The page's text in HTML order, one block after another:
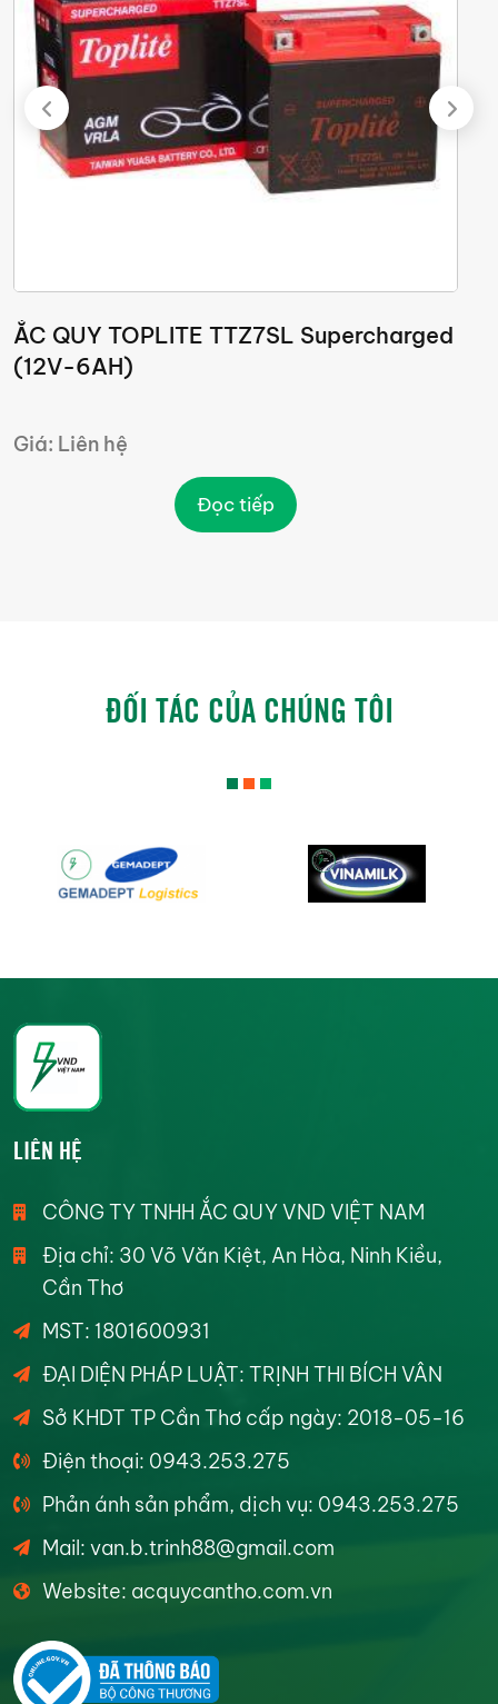
ẮC QUY TOPLITE TTZ7SL Supercharged
(12V-6AH)
Giá: Liên hệ
Đọc tiếp
ĐỐI TÁC CỦA CHÚNG TÔI
LIÊN HỆ
CÔNG TY TNHH ẮC QUY VND VIỆT NAM
Địa chỉ: 30 Võ Văn Kiệt, An Hòa, Ninh Kiều,
Cần Thơ
MST: 1801600931
ĐẠI DIỆN PHÁP LUẬT: TRỊNH THI BÍCH VÂN
Sở KHDT TP Cần Thơ cấp ngày: 2018-05-16
Điện thoại: 0943.253.275
Phản ánh sản phẩm, dịch vụ: 0943.253.275
Mail: van.b.trinh88@gmail.com
Website: acquycantho.com.vn